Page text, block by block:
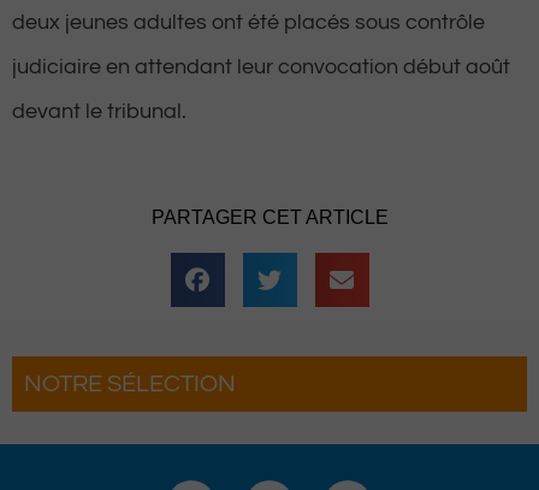
deux jeunes adultes ont été placés sous contrôle
judiciaire en attendant leur convocation début août
devant le tribunal.
PARTAGER CET ARTICLE
NOTRE SÉLECTION
Béarnaises font leur
Le Béret :
Voyages